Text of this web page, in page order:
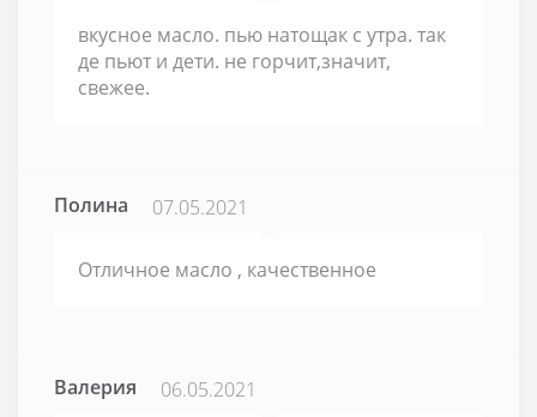
вкусное масло. пью натощак с утра. так
де пьют и дети. не горчит,значит,
свежее.
Полина 07.05.2021
Отличное масло , качественное
Валерия 06.05.2021